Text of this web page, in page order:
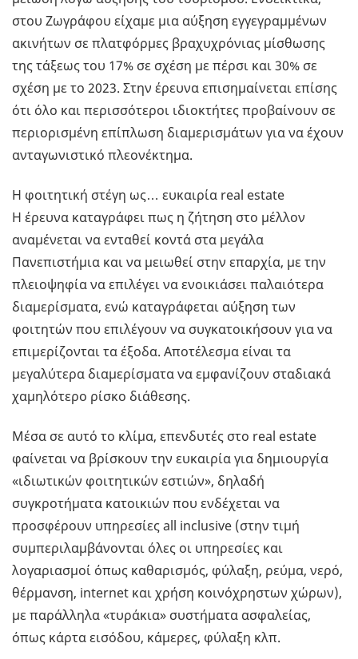
στου Ζωγράφου είχαμε μια αύξηση εγγεγραμμένων
ακινήτων σε πλατφόρμες βραχυχρόνιας μίσθωσης
της τάξεως του 17% σε σχέση με πέρσι και 30% σε
σχέση με το 2023. Στην έρευνα επισημαίνεται επίσης
ότι όλο και περισσότεροι ιδιοκτήτες προβαίνουν σε
περιορισμένη επίπλωση διαμερισμάτων για να έχουν
ανταγωνιστικό πλεονέκτημα.
Η φοιτητική στέγη ως… ευκαιρία real estate
Η έρευνα καταγράφει πως η ζήτηση στο μέλλον
αναμένεται να ενταθεί κοντά στα μεγάλα
Πανεπιστήμια και να μειωθεί στην επαρχία, με την
πλειοψηφία να επιλέγει να ενοικιάσει παλαιότερα
διαμερίσματα, ενώ καταγράφεται αύξηση των
φοιτητών που επιλέγουν να συγκατοικήσουν για να
επιμερίζονται τα έξοδα. Αποτέλεσμα είναι τα
μεγαλύτερα διαμερίσματα να εμφανίζουν σταδιακά
χαμηλότερο ρίσκο διάθεσης.
Μέσα σε αυτό το κλίμα, επενδυτές στο real estate
φαίνεται να βρίσκουν την ευκαιρία για δημιουργία
«ιδιωτικών φοιτητικών εστιών», δηλαδή
συγκροτήματα κατοικιών που ενδέχεται να
προσφέρουν υπηρεσίες all inclusive (στην τιμή
συμπεριλαμβάνονται όλες οι υπηρεσίες και
λογαριασμοί όπως καθαρισμός, φύλαξη, ρεύμα, νερό,
θέρμανση, internet και χρήση κοινόχρηστων χώρων),
με παράλληλα «τυράκια» συστήματα ασφαλείας,
όπως κάρτα εισόδου, κάμερες, φύλαξη κλπ.